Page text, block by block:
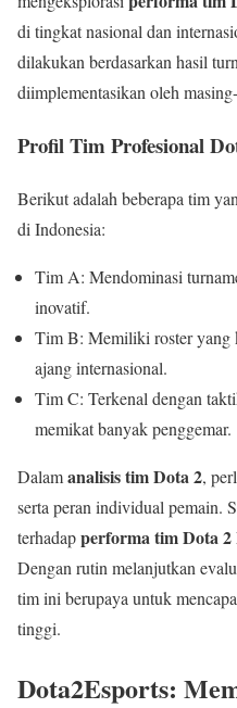
di tingkat nasional dan
dilakukan berdasarkan hasil
diimplementasikan oleh
Profil Tim Profesional
Berikut adalah beberapa tim
di Indonesia:
Tim A: Mendominasi
inovatif.
Tim B: Memiliki roster yang
ajang internasional.
Tim C: Terkenal dengan
memikat banyak penggemar.
Dalamanalisis tim Dota 2,
serta peran individual pemain.
terhadapperforma tim Dota 2
Dengan rutin melanjutkan
tim ini berupaya untuk
tinggi.
Dota2Esports: